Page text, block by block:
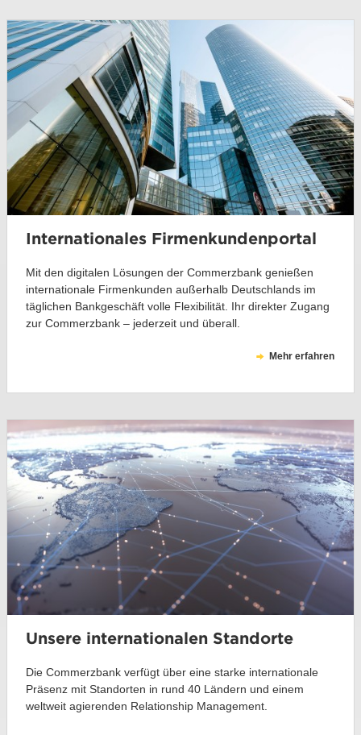
Internationales Firmenkundenportal
Mit den digitalen Lösungen der Commerzbank genießen
internationale Firmenkunden außerhalb Deutschlands im
täglichen Bankgeschäft volle Flexibilität. Ihr direkter Zugang
zur Commerzbank – jederzeit und überall.
Mehr erfahren
Unsere internationalen Standorte
Die Commerzbank verfügt über eine starke internationale
Präsenz mit Standorten in rund 40 Ländern und einem
weltweit agierenden Relationship Management.